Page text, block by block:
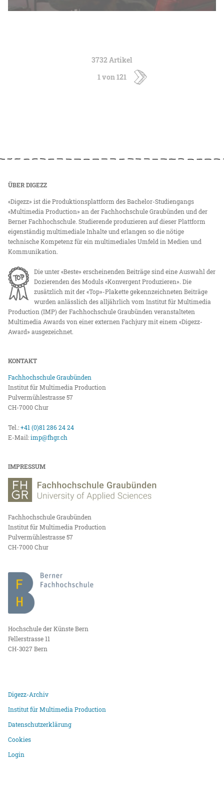
3732 Artikel
1 von 121
ÜBER DIGEZZ
«Digezz» ist die Produktionsplattform des Bachelor-Studiengangs
«Multimedia Production» an der Fachhochschule Graubünden und der
Berner Fachhochschule. Studierende produzieren auf dieser Plattform
eigenständig multimediale Inhalte und erlangen so die nötige
technische Kompetenz für ein multimediales Umfeld in Medien und
Kommunikation.
Die unter «Beste» erscheinenden Beiträge sind eine Auswahl der
Dozierenden des Moduls «Konvergent Produzieren». Die
zusätzlich mit der «Top»-Plakette gekennzeichneten Beiträge
wurden anlässlich des alljährlich vom Institut für Multimedia
Production (IMP) der Fachhochschule Graubünden veranstalteten
Multimedia Awards von einer externen Fachjury mit einem «Digezz-
Award» ausgezeichnet.
KONTAKT
Fachhochschule Graubünden
Institut für Multimedia Production
Pulvermühlestrasse 57
CH-7000 Chur
Tel.:+41 (0)81 286 24 24
E-Mail:imp@fhgr.ch
IMPRESSUM
Fachhochschule Graubünden
Institut für Multimedia Production
Pulvermühlestrasse 57
CH-7000 Chur
Hochschule der Künste Bern
Fellerstrasse 11
CH-3027 Bern
Digezz-Archiv
Institut für Multimedia Production
Datenschutzerklärung
Cookies
Login